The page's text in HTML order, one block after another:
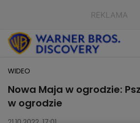
WIDEO
Nowa Maja w ogrodzie:
w ogrodzie